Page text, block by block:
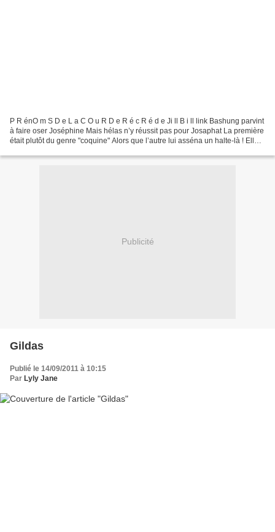
P R énO m S D e L a C O u R D e R é c R é d e Ji ll B i ll link Bashung parvint
à faire oser Joséphine Mais hélas n’y réussit pas pour Josaphat La première
était plutôt du genre "coquine" Alors que l’autre lui asséna un halte-là ! Elle
Publicité
Gildas
Publié le 14/09/2011 à 10:15
Par Lyly Jane